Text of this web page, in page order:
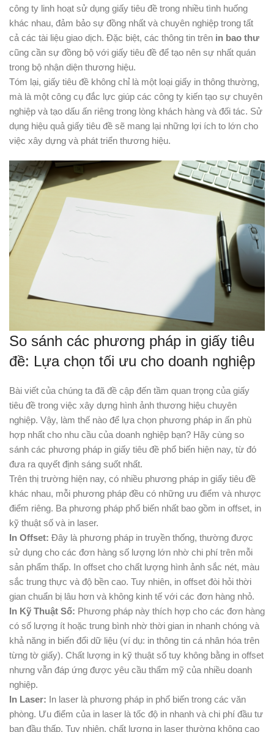
công ty linh hoạt sử dụng giấy tiêu đề trong nhiều tình huống
khác nhau, đảm bảo sự đồng nhất và chuyên nghiệp trong tất
cả các tài liệu giao dịch. Đặc biệt, các thông tin trên in bao thư
cũng cần sự đồng bộ với giấy tiêu đề để tạo nên sự nhất quán
trong bộ nhận diện thương hiệu.
Tóm lại, giấy tiêu đề không chỉ là một loại giấy in thông thường,
mà là một công cụ đắc lực giúp các công ty kiến tạo sự chuyên
nghiệp và tạo dấu ấn riêng trong lòng khách hàng và đối tác. Sử
dụng hiệu quả giấy tiêu đề sẽ mang lại những lợi ích to lớn cho
việc xây dựng và phát triển thương hiệu.
So sánh các phương pháp in giấy tiêu
đề: Lựa chọn tối ưu cho doanh nghiệp
Bài viết của chúng ta đã đề cập đến tầm quan trọng của giấy
tiêu đề trong việc xây dựng hình ảnh thương hiệu chuyên
nghiệp. Vậy, làm thế nào để lựa chọn phương pháp in ấn phù
hợp nhất cho nhu cầu của doanh nghiệp bạn? Hãy cùng so
sánh các phương pháp in giấy tiêu đề phổ biến hiện nay, từ đó
đưa ra quyết định sáng suốt nhất.
Trên thị trường hiện nay, có nhiều phương pháp in giấy tiêu đề
khác nhau, mỗi phương pháp đều có những ưu điểm và nhược
điểm riêng. Ba phương pháp phổ biến nhất bao gồm in offset, in
kỹ thuật số và in laser.
In Offset: Đây là phương pháp in truyền thống, thường được
sử dụng cho các đơn hàng số lượng lớn nhờ chi phí trên mỗi
sản phẩm thấp. In offset cho chất lượng hình ảnh sắc nét, màu
sắc trung thực và độ bền cao. Tuy nhiên, in offset đòi hỏi thời
gian chuẩn bị lâu hơn và không kinh tế với các đơn hàng nhỏ.
In Kỹ Thuật Số: Phương pháp này thích hợp cho các đơn hàng
có số lượng ít hoặc trung bình nhờ thời gian in nhanh chóng và
khả năng in biến đổi dữ liệu (ví dụ: in thông tin cá nhân hóa trên
từng tờ giấy). Chất lượng in kỹ thuật số tuy không bằng in offset
nhưng vẫn đáp ứng được yêu cầu thẩm mỹ của nhiều doanh
nghiệp.
In Laser: In laser là phương pháp in phổ biến trong các văn
phòng. Ưu điểm của in laser là tốc độ in nhanh và chi phí đầu tư
ban đầu thấp. Tuy nhiên, chất lượng in laser thường không cao